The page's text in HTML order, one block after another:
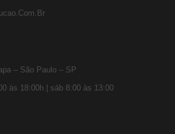
– São Paulo – SP
às 18:00h | sáb 8:00 às 13:00